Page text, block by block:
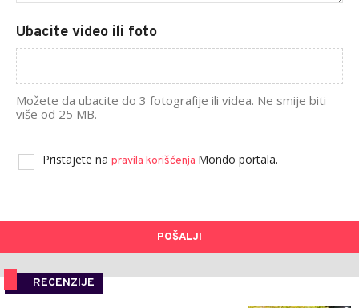
Ubacite video ili foto
Možete da ubacite do 3 fotografije ili videa. Ne smije biti
više od 25 MB.
Pristajete na pravila korišćenja Mondo portala.
POŠALJI
RECENZIJE